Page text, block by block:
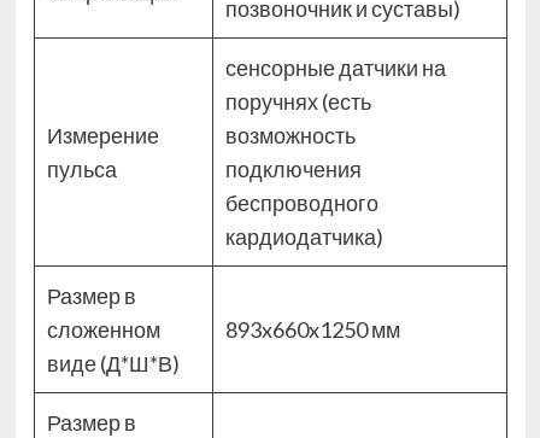
позвоночник и суставы)
Измерение
пульса
сенсорные датчики на
поручнях (есть
возможность
подключения
беспроводного
кардиодатчика)
Размер в
сложенном
виде (Д*Ш*В)
893x660x1250 мм
Размер в